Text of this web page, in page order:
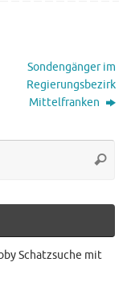
Sondengänger im
Regierungsbezirk
Mittelfranken
Schatzsuche mit